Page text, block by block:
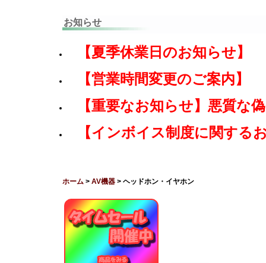
お知らせ
【夏季休業日のお知らせ】
【営業時間変更のご案内】
【重要なお知らせ】悪質な
【インボイス制度に関する
ホーム > AV機器 > ヘッドホン・イヤホン